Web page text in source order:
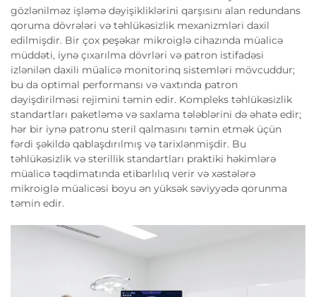
gözlənilməz işləmə dəyişikliklərini qarşısını alan redundans
qoruma dövrələri və təhlükəsizlik mexanizmləri daxil
edilmişdir. Bir çox peşəkar mikroiglə cihazında müalicə
müddəti, iynə çıxarılma dövrləri və patron istifadəsi
izlənilən daxili müalicə monitorinq sistemləri mövcuddur;
bu da optimal performansı və vaxtında patron
dəyişdirilməsi rejimini təmin edir. Kompleks təhlükəsizlik
standartları paketləmə və saxlama tələblərini də əhatə edir;
hər bir iynə patronu steril qalmasını təmin etmək üçün
fərdi şəkildə qablaşdırılmış və tarixlənmişdir. Bu
təhlükəsizlik və sterillik standartları praktiki həkimlərə
müalicə təqdimatında etibarlılıq verir və xəstələrə
mikroiglə müalicəsi boyu ən yüksək səviyyədə qorunma
təmin edir.